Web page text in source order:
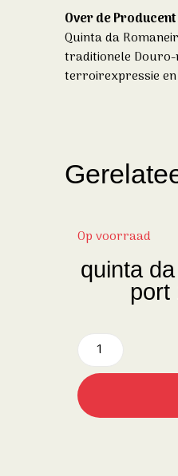
Over de Producent
Quinta da
traditionele Douro-
terroirexpressie
Op voorraad
quinta
port